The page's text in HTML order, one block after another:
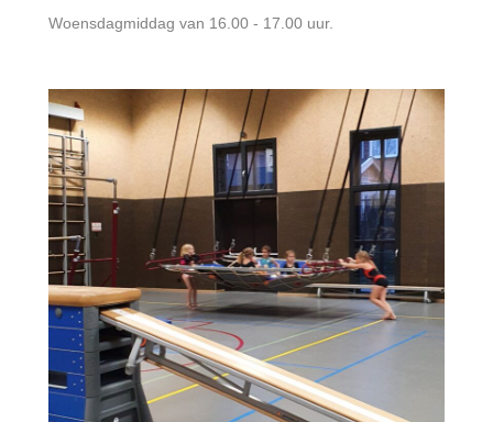
Woensdagmiddag van 16.00 - 17.00 uur.